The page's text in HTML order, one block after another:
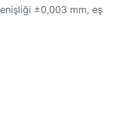
±0,003 mm, eş